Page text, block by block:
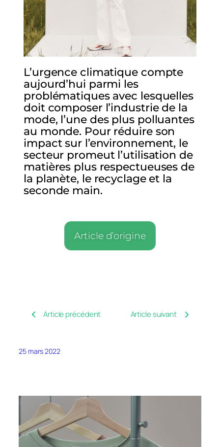
L’urgence climatique compte
aujourd’hui parmi les
problématiques avec lesquelles
doit composer l’industrie de la
mode, l’une des plus polluantes
au monde. Pour réduire son
impact sur l’environnement, le
secteur promeut l’utilisation de
matières plus respectueuses de
la planète, le recyclage et la
seconde main.
Article d’origine
Article précédent Article suivant
25 mars 2022